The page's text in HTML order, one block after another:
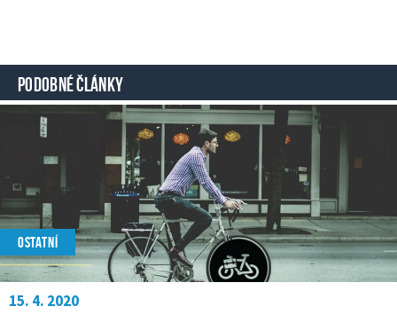
PODOBNÉ ČLÁNKY
OSTATNÍ
15. 4. 2020